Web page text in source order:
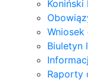
Biuletyn
Raporty